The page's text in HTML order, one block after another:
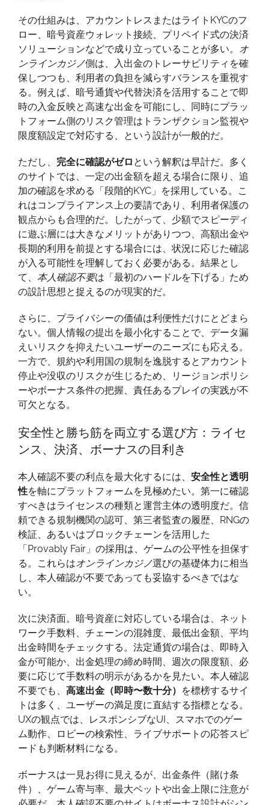
確
認
不
要
の
オ
ン
ラ
イ
ン
カ
ジ
ノ
活
用
法
その仕組みは、アカウントレスまたはライトKYCのフ
ロー、暗号資産ウォレット接続、プリペイド式の決済
ソリューションなどで成り立っていることが多い。 オ
ンラインカジノ側は、入出金のトレーサビリティを確
保しつつも、利用者の負担を減らすバランスを重視す
る。例えば、暗号通貨や代替決済を活用することで即
時の入金反映と高速な出金を可能にし、同時にプラッ
トフォーム側のリスク管理はトランザクション監視や
限度額設定で対応する、という設計が一般的だ。
ただし、 完全に確認がゼロ という解釈は早計だ。多く
のサイトでは、一定の出金額を超える場合に限り、追
加の確認を求める「段階的KYC」を採用している。こ
れはコンプライアンス上の要請であり、利用者保護の
観点からも合理的だ。したがって、少額でスピーディ
に遊ぶ層には大きなメリットがありつつ、高額出金や
長期的利用を前提とする場合には、状況に応じた確認
が入る可能性を理解しておく必要がある。結果とし
て、 本人確認不要は「最初のハードルを下げる」ため
の設計思想と捉えるのが現実的だ。
さらに、プライバシーの価値は利便性だけにとどまら
ない。個人情報の提出を最小化することで、データ漏
えいリスクを抑えたいユーザーのニーズにも応える。
一方で、規約や利用国の規制を逸脱するとアカウント
停止や没収のリスクが生じるため、リージョンポリシ
ーやボーナス条件の把握、責任あるプレイの実践が不
可欠となる。
安全性と勝ち筋を両立する選び方：ライセ
ンス、決済、ボーナスの目利き
本人確認不要の利点を最大化するには、 安全性と透明
性を軸にプラットフォームを見極めたい。第一に確認
すべきはライセンスの種類と運営主体の透明度だ。信
頼できる規制機関の認可、第三者監査の履歴、RNGの
検証、あるいはブロックチェーンを活用した
「Provably Fair」の採用は、ゲームの公平性を担保す
る。これらはオンラインカジノ選びの基礎体力に相当
し、本人確認が不要であっても妥協するべきではな
い。
次に決済面。暗号資産に対応している場合は、ネット
ワーク手数料、チェーンの混雑度、最低出金額、平均
出金時間をチェックする。法定通貨の場合は、即時入
金が可能か、出金処理の締め時間、週次の限度額、必
要に応じて手数料の明示があるかを見たい。本人確認
不要でも、 高速出金（即時〜数十分） を標榜するサイ
トは多く、ユーザーの満足度に直結する指標となる。
UXの観点では、レスポンシブなUI、スマホでのゲー
ム動作、ロビーの検索性、ライブサポートの応答スピ
ードも判断材料になる。
ボーナスは一見お得に見えるが、出金条件（賭け条
件）、ゲーム寄与率、最大ベットや出金上限に注意が